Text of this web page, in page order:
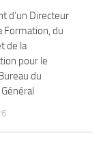
d’un Directeur
Formation, du
de la
pour le
du